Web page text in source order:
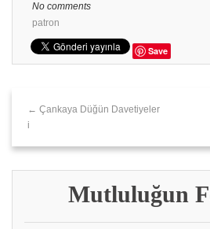
No comments
patron
Save
← Çankaya Düğün Davetiyeler
i
Mutluluğun